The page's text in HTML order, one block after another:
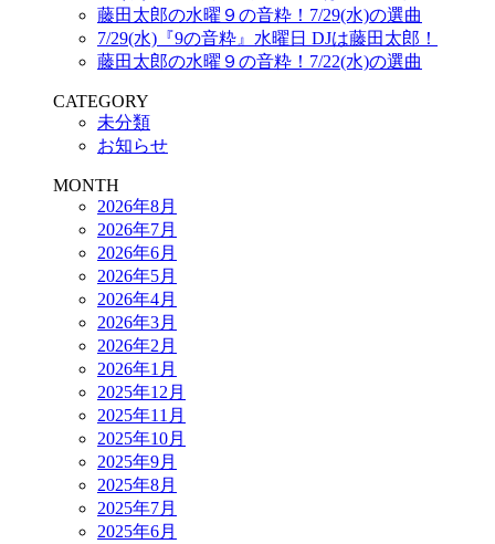
藤田太郎の水曜９の音粋！7/29(水)の選曲
7/29(水)『9の音粋』水曜日 DJは藤田太郎！
藤田太郎の水曜９の音粋！7/22(水)の選曲
CATEGORY
未分類
お知らせ
MONTH
2026年8月
2026年7月
2026年6月
2026年5月
2026年4月
2026年3月
2026年2月
2026年1月
2025年12月
2025年11月
2025年10月
2025年9月
2025年8月
2025年7月
2025年6月